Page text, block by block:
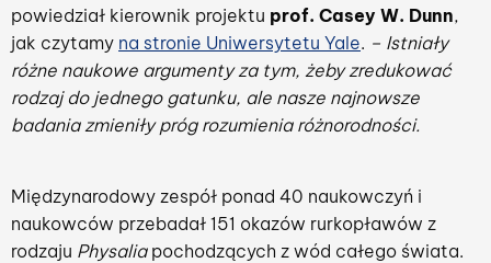
powiedział kierownik projektu prof. Casey W. Dunn,
jak czytamy na stronie Uniwersytetu Yale. – Istniały
różne naukowe argumenty za tym, żeby zredukować
rodzaj do jednego gatunku, ale nasze najnowsze
badania zmieniły próg rozumienia różnorodności.
Międzynarodowy zespół ponad 40 naukowczyń i
naukowców przebadał 151 okazów rurkopławów z
rodzaju Physaliapochodzących z wód całego świata.